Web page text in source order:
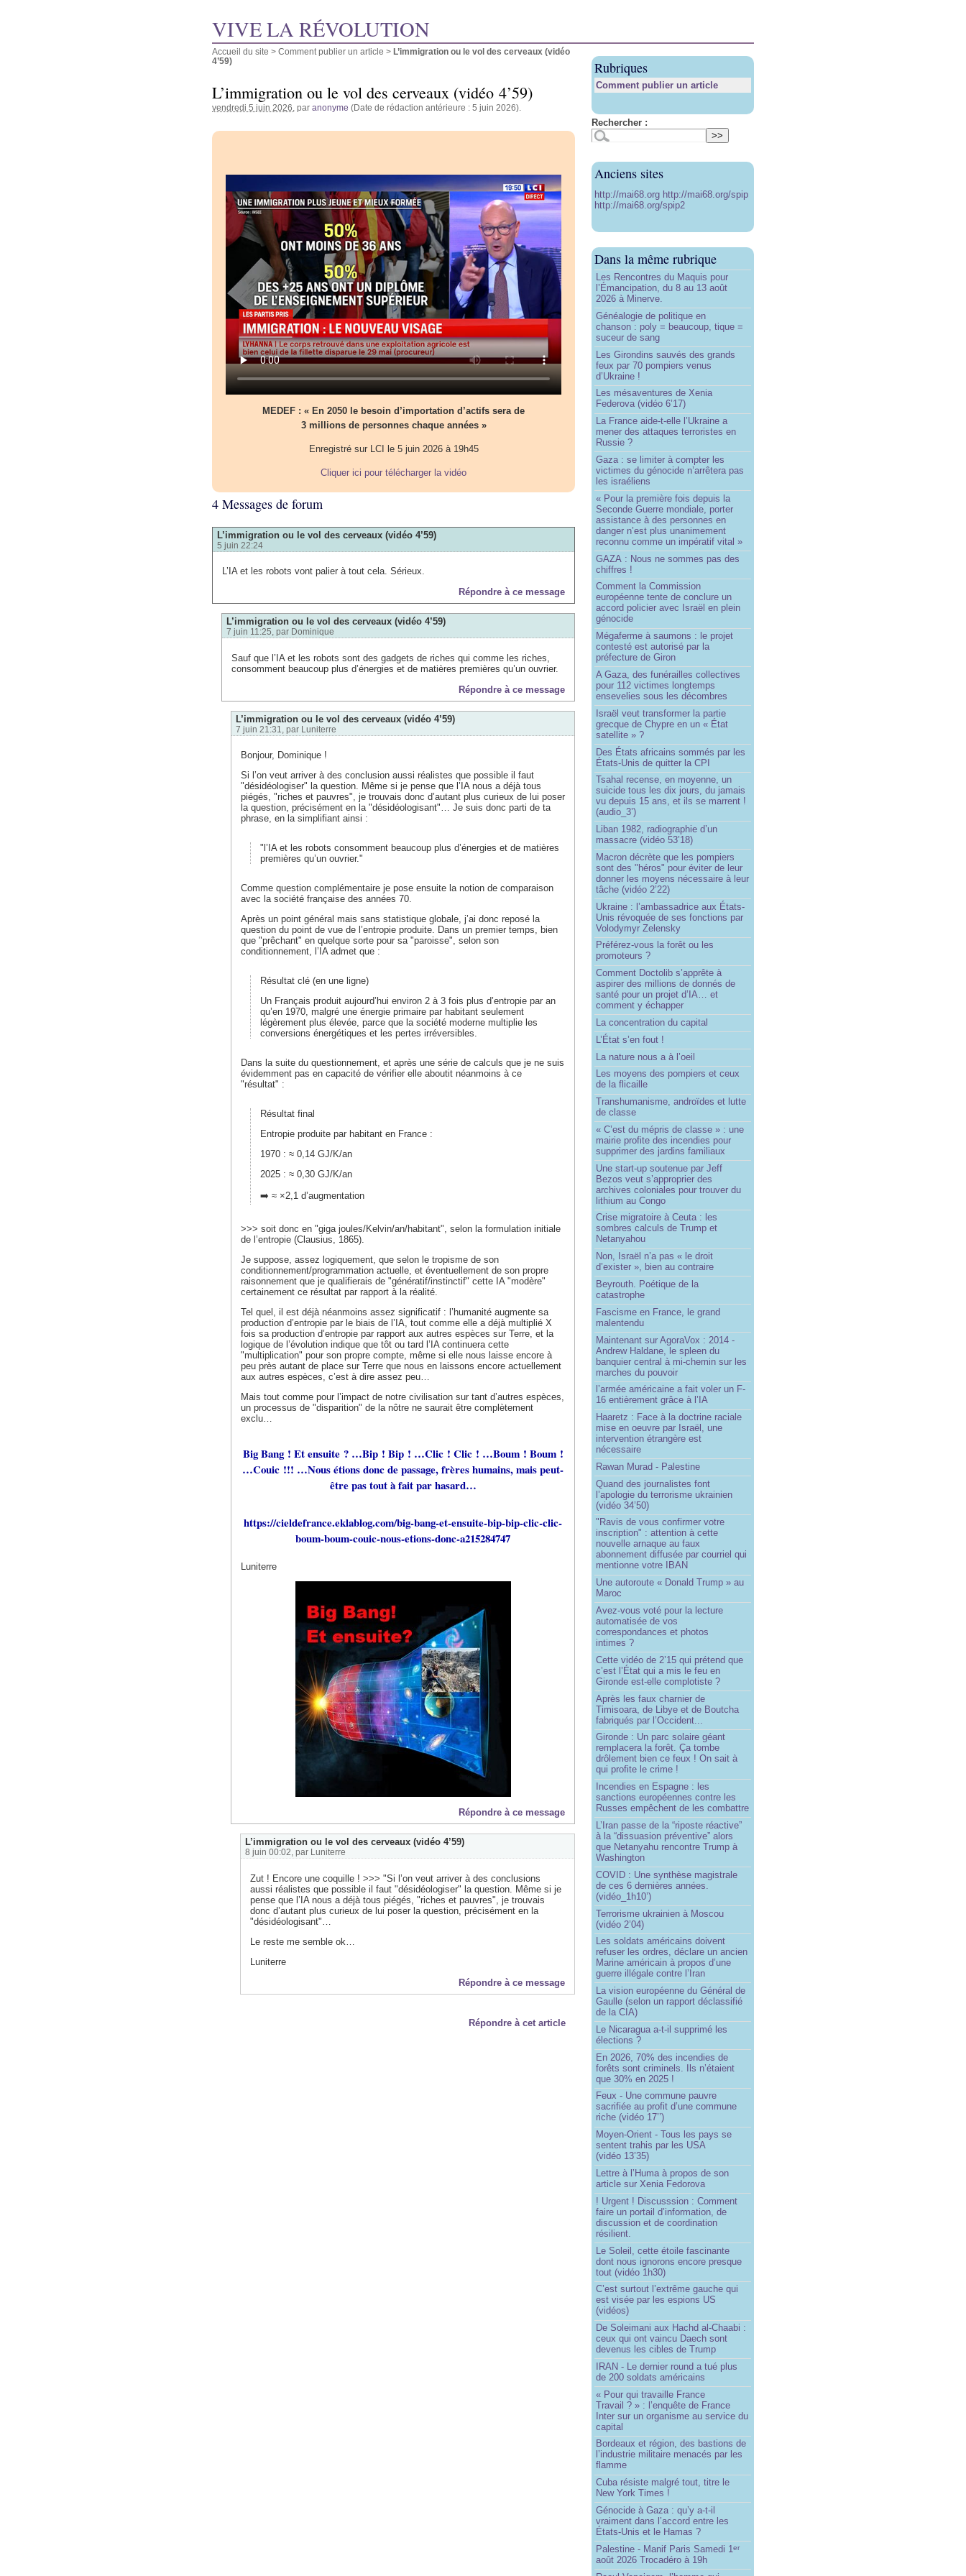
VIVE LA RÉVOLUTION
Accueil du site > Comment publier un article > L’immigration ou le vol des cerveaux (vidéo
4’59)
L’immigration ou le vol des cerveaux (vidéo 4’59)
vendredi 5 juin 2026 , par anonyme (Date de rédaction antérieure : 5 juin 2026).
MEDEF : « En 2050 le besoin d’importation d’actifs sera de
3 millions de personnes chaque années »
Enregistré sur LCI le 5 juin 2026 à 19h45
Cliquer ici pour télécharger la vidéo
4 Messages de forum
L’immigration ou le vol des cerveaux (vidéo 4’59)
5 juin 22:24
L’IA et les robots vont palier à tout cela. Sérieux.
Répondre à ce message
L’immigration ou le vol des cerveaux (vidéo 4’59)
7 juin 11:25, par Dominique
Sauf que l’IA et les robots sont des gadgets de riches qui comme les riches,
consomment beaucoup plus d’énergies et de matières premières qu’un ouvrier.
Répondre à ce message
L’immigration ou le vol des cerveaux (vidéo 4’59)
7 juin 21:31, par Luniterre
Bonjour, Dominique !
Si l’on veut arriver à des conclusion aussi réalistes que possible il faut
"désidéologiser" la question. Même si je pense que l’IA nous a déjà tous
piégés, "riches et pauvres", je trouvais donc d’autant plus curieux de lui poser
la question, précisément en la "désidéologisant"… Je suis donc parti de ta
phrase, en la simplifiant ainsi :
"l’IA et les robots consomment beaucoup plus d’énergies et de matières
premières qu’un ouvrier."
Comme question complémentaire je pose ensuite la notion de comparaison
avec la société française des années 70.
Après un point général mais sans statistique globale, j’ai donc reposé la
question du point de vue de l’entropie produite. Dans un premier temps, bien
que "prêchant" en quelque sorte pour sa "paroisse", selon son
conditionnement, l’IA admet que :
Résultat clé (en une ligne)
Un Français produit aujourd’hui environ 2 à 3 fois plus d’entropie par an
qu’en 1970, malgré une énergie primaire par habitant seulement
légèrement plus élevée, parce que la société moderne multiplie les
conversions énergétiques et les pertes irréversibles.
Dans la suite du questionnement, et après une série de calculs que je ne suis
évidemment pas en capacité de vérifier elle aboutit néanmoins à ce
"résultat" :
Résultat final
Entropie produite par habitant en France :
1970 : ≈ 0,14 GJ/K/an
2025 : ≈ 0,30 GJ/K/an
➡️ ≈ ×2,1 d’augmentation
>>> soit donc en "giga joules/Kelvin/an/habitant", selon la formulation initiale
de l’entropie (Clausius, 1865).
Je suppose, assez logiquement, que selon le tropisme de son
conditionnement/programmation actuelle, et éventuellement de son propre
raisonnement que je qualifierais de "génératif/instinctif" cette IA "modère"
certainement ce résultat par rapport à la réalité.
Tel quel, il est déjà néanmoins assez significatif : l’humanité augmente sa
production d’entropie par le biais de l’IA, tout comme elle a déjà multiplié X
fois sa production d’entropie par rapport aux autres espèces sur Terre, et la
logique de l’évolution indique que tôt ou tard l’IA continuera cette
"multiplication" pour son propre compte, même si elle nous laisse encore à
peu près autant de place sur Terre que nous en laissons encore actuellement
aux autres espèces, c’est à dire assez peu…
Mais tout comme pour l’impact de notre civilisation sur tant d’autres espèces,
un processus de "disparition" de la nôtre ne saurait être complètement
exclu…
Big Bang ! Et ensuite ? …Bip ! Bip ! …Clic ! Clic ! …Boum ! Boum !
…Couic !!! …Nous étions donc de passage, frères humains, mais peut-
être pas tout à fait par hasard…
https://cieldefrance.eklablog.com/big-bang-et-ensuite-bip-bip-clic-clic-
boum-boum-couic-nous-etions-donc-a215284747
Luniterre
Répondre à ce message
L’immigration ou le vol des cerveaux (vidéo 4’59)
8 juin 00:02, par Luniterre
Zut ! Encore une coquille ! >>> "Si l’on veut arriver à des conclusions
aussi réalistes que possible il faut "désidéologiser" la question. Même si je
pense que l’IA nous a déjà tous piégés, "riches et pauvres", je trouvais
donc d’autant plus curieux de lui poser la question, précisément en la
"désidéologisant"…
Le reste me semble ok…
Luniterre
Répondre à ce message
Répondre à cet article
Rubriques
Comment publier un article
Rechercher :
Anciens sites
http://mai68.org http://mai68.org/spip
http://mai68.org/spip2
Dans la même rubrique
Les Rencontres du Maquis pour
l’Émancipation, du 8 au 13 août
2026 à Minerve.
Généalogie de politique en
chanson : poly = beaucoup, tique =
suceur de sang
Les Girondins sauvés des grands
feux par 70 pompiers venus
d’Ukraine !
Les mésaventures de Xenia
Federova (vidéo 6’17)
La France aide-t-elle l’Ukraine a
mener des attaques terroristes en
Russie ?
Gaza : se limiter à compter les
victimes du génocide n’arrêtera pas
les israéliens
« Pour la première fois depuis la
Seconde Guerre mondiale, porter
assistance à des personnes en
danger n’est plus unanimement
reconnu comme un impératif vital »
GAZA : Nous ne sommes pas des
chiffres !
Comment la Commission
européenne tente de conclure un
accord policier avec Israël en plein
génocide
Mégaferme à saumons : le projet
contesté est autorisé par la
préfecture de Giron
A Gaza, des funérailles collectives
pour 112 victimes longtemps
ensevelies sous les décombres
Israël veut transformer la partie
grecque de Chypre en un « État
satellite » ?
Des États africains sommés par les
États-Unis de quitter la CPI
Tsahal recense, en moyenne, un
suicide tous les dix jours, du jamais
vu depuis 15 ans, et ils se marrent !
(audio_3’)
Liban 1982, radiographie d’un
massacre (vidéo 53’18)
Macron décrète que les pompiers
sont des "héros" pour éviter de leur
donner les moyens nécessaire à leur
tâche (vidéo 2’22)
Ukraine : l’ambassadrice aux États-
Unis révoquée de ses fonctions par
Volodymyr Zelensky
Préférez-vous la forêt ou les
promoteurs ?
Comment Doctolib s’apprête à
aspirer des millions de donnés de
santé pour un projet d’IA… et
comment y échapper
La concentration du capital
L’État s’en fout !
La nature nous a à l’oeil
Les moyens des pompiers et ceux
de la flicaille
Transhumanisme, androïdes et lutte
de classe
« C’est du mépris de classe » : une
mairie profite des incendies pour
supprimer des jardins familiaux
Une start-up soutenue par Jeff
Bezos veut s’approprier des
archives coloniales pour trouver du
lithium au Congo
Crise migratoire à Ceuta : les
sombres calculs de Trump et
Netanyahou
Non, Israël n’a pas « le droit
d’exister », bien au contraire
Beyrouth. Poétique de la
catastrophe
Fascisme en France, le grand
malentendu
Maintenant sur AgoraVox : 2014 -
Andrew Haldane, le spleen du
banquier central à mi-chemin sur les
marches du pouvoir
l’armée américaine a fait voler un F-
16 entièrement grâce à l’IA
Haaretz : Face à la doctrine raciale
mise en oeuvre par Israël, une
intervention étrangère est
nécessaire
Rawan Murad - Palestine
Quand des journalistes font
l’apologie du terrorisme ukrainien
(vidéo 34’50)
"Ravis de vous confirmer votre
inscription" : attention à cette
nouvelle arnaque au faux
abonnement diffusée par courriel qui
mentionne votre IBAN
Une autoroute « Donald Trump » au
Maroc
Avez-vous voté pour la lecture
automatisée de vos
correspondances et photos
intimes ?
Cette vidéo de 2’15 qui prétend que
c’est l’État qui a mis le feu en
Gironde est-elle complotiste ?
Après les faux charnier de
Timisoara, de Libye et de Boutcha
fabriqués par l’Occident...
Gironde : Un parc solaire géant
remplacera la forêt. Ça tombe
drôlement bien ce feux ! On sait à
qui profite le crime !
Incendies en Espagne : les
sanctions européennes contre les
Russes empêchent de les combattre
L’Iran passe de la “riposte réactive”
à la “dissuasion préventive” alors
que Netanyahu rencontre Trump à
Washington
COVID : Une synthèse magistrale
de ces 6 dernières années.
(vidéo_1h10’)
Terrorisme ukrainien à Moscou
(vidéo 2’04)
Les soldats américains doivent
refuser les ordres, déclare un ancien
Marine américain à propos d’une
guerre illégale contre l’Iran
La vision européenne du Général de
Gaulle (selon un rapport déclassifié
de la CIA)
Le Nicaragua a-t-il supprimé les
élections ?
En 2026, 70% des incendies de
forêts sont criminels. Ils n’étaient
que 30% en 2025 !
Feux - Une commune pauvre
sacrifiée au profit d’une commune
riche (vidéo 17’’)
Moyen-Orient - Tous les pays se
sentent trahis par les USA
(vidéo 13’35)
Lettre à l’Huma à propos de son
article sur Xenia Fedorova
! Urgent ! Discusssion : Comment
faire un portail d’information, de
discussion et de coordination
résilient.
Le Soleil, cette étoile fascinante
dont nous ignorons encore presque
tout (vidéo 1h30)
C’est surtout l’extrême gauche qui
est visée par les espions US
(vidéos)
De Soleimani aux Hachd al‑Chaabi :
ceux qui ont vaincu Daech sont
devenus les cibles de Trump
IRAN - Le dernier round a tué plus
de 200 soldats américains
« Pour qui travaille France
Travail ? » : l’enquête de France
Inter sur un organisme au service du
capital
Bordeaux et région, des bastions de
l’industrie militaire menacés par les
flamme
Cuba résiste malgré tout, titre le
New York Times !
Génocide à Gaza : qu’y a-t-il
vraiment dans l’accord entre les
États-Unis et le Hamas ?
Palestine - Manif Paris Samedi 1er
août 2026 Trocadéro à 19h